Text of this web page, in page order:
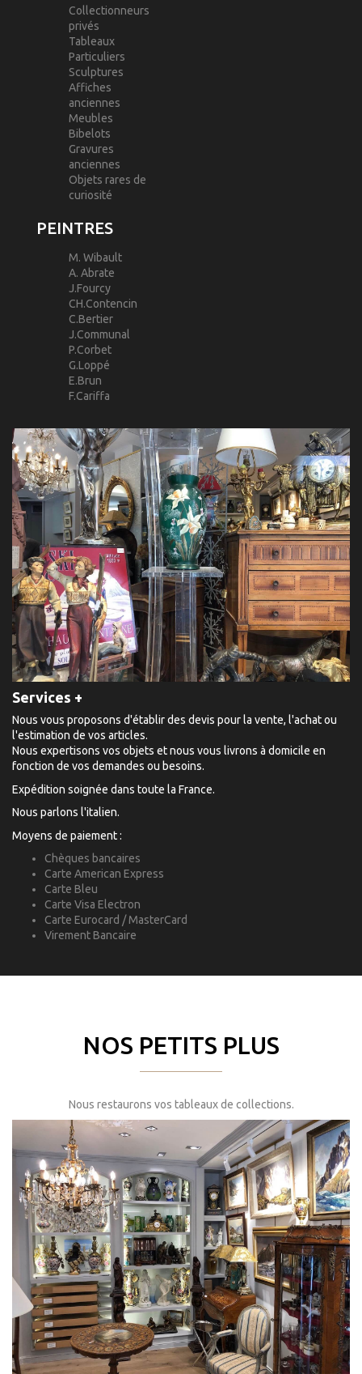
Collectionneurs
privés
Tableaux
Particuliers
Sculptures
Affiches
anciennes
Meubles
Bibelots
Gravures
anciennes
Objets rares de
curiosité
PEINTRES
M. Wibault
A. Abrate
J.Fourcy
CH.Contencin
C.Bertier
J.Communal
P.Corbet
G.Loppé
E.Brun
F.Cariffa
Services +
Nous vous proposons d'établir des devis pour la vente, l'achat ou
l'estimation de vos articles.
Nous expertisons vos objets et nous vous livrons à domicile en
fonction de vos demandes ou besoins.
Expédition soignée dans toute la France.
Nous parlons l'italien.
Moyens de paiement :
Chèques bancaires
Carte American Express
Carte Bleu
Carte Visa Electron
Carte Eurocard / MasterCard
Virement Bancaire
NOS PETITS PLUS
Nous restaurons vos tableaux de collections.